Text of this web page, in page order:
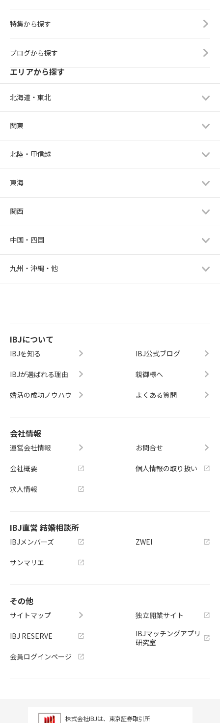
特集から探す
ブログから探す
エリアから探す
北海道・東北
関東
北陸・甲信越
東海
関西
中国・四国
九州・沖縄・他
IBJについて
IBJを知る
IBJが選ばれる理由
婚活の成功ノウハウ
IBJ公式ブログ
親御様へ
よくある質問
会社情報
運営会社情報
会社概要
求人情報
お問合せ
個人情報の取り扱い
IBJ直営 結婚相談所
IBJメンバーズ
サンマリエ
ZWEI
その他
サイトマップ
IBJ RESERVE
会員ログインページ
独立開業サイト
IBJマッチングアプリ
研究室
株式会社IBJは、東京証券取引所